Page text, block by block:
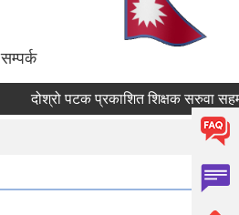
सम्पर्क
दोश्रो पटक प्रकाशित शिक्षक सरुवा